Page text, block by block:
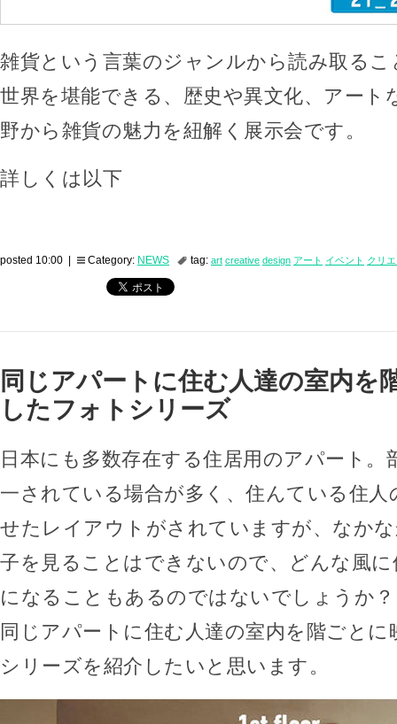
雑貨という言葉のジャンルから読み取る
世界を堪能できる、歴史や異文化、アート
野から雑貨の魅力を紐解く展示会です。
詳しくは以下
posted 10:00 | Category: NEWS tag: art creative design アート イベント クリ
同じアパートに住む人達の室内を
したフォトシリーズ
日本にも多数存在する住居用のアパート。
一されている場合が多く、住んている住
せたレイアウトがされていますが、なか
子を見ることはできないので、どんな風
になることもあるのではないでしょうか
同じアパートに住む人達の室内を階ごと
シリーズを紹介したいと思います。